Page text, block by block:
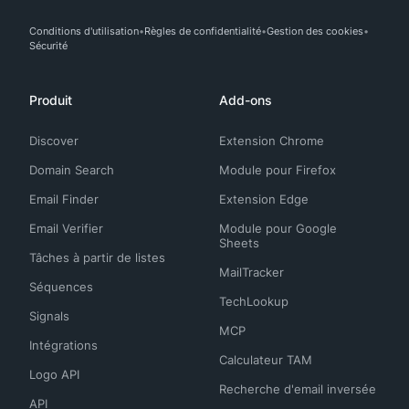
Conditions d'utilisation Règles de confidentialité Gestion des cookies
Sécurité
Produit
Discover
Domain Search
Email Finder
Email Verifier
Tâches à partir de listes
Séquences
Signals
Intégrations
Logo API
API
Add-ons
Extension Chrome
Module pour Firefox
Extension Edge
Module pour Google
Sheets
MailTracker
TechLookup
MCP
Calculateur TAM
Recherche d'email inversée